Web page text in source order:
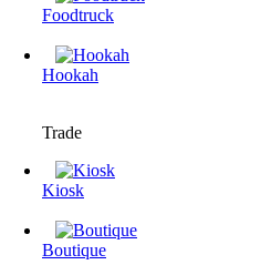
Foodtruck
Hookah
Trade
Kiosk
Boutique